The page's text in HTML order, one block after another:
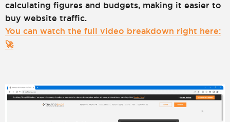
calculating figures and budgets, making it easier to
buy website traffic.
You can watch the full video breakdown right here:
🚀